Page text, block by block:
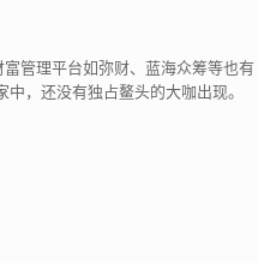
管理平台如弥财、蓝海众筹等也有
，还没有独占鳌头的大咖出现。